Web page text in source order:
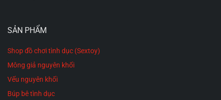
SẢN PHẨM
Shop đồ chơi tình dục (Sextoy)
Mông giả nguyên khối
Vếu nguyên khối
Búp bê tình dục